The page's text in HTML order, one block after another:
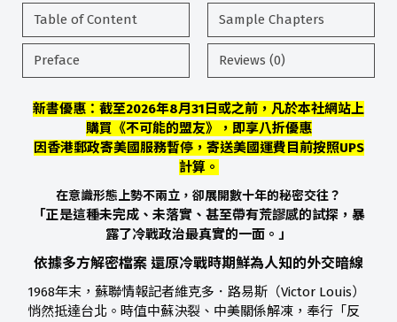
Table of Content Sample Chapters
Preface Reviews (0)
新書優惠：截至2026年8月31日或之前，凡於本社網站上
購買《不可能的盟友》，即享八折優惠
因香港郵政寄美國服務暫停，寄送美國運費目前按照UPS
計算。
在意識形態上勢不兩立，卻展開數十年的秘密交往？
「正是這種未完成、未落實、甚至帶有荒謬感的試探，暴
露了冷戰政治最真實的一面。」
依據多方解密檔案 還原冷戰時期鮮為人知的外交暗線
1968年末，蘇聯情報記者維克多．路易斯（Victor Louis）
悄然抵達台北。時值中蘇決裂、中美關係解凍，奉行「反